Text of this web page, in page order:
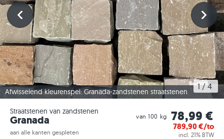
Afwisselend kleurenspel: Granada-zandstenen straatstenen
1 / 4
Straatstenen van zandstenen
Granada
aan alle kanten gespleten
van 100 kg 78,99 €
789,90€/to
incl. 21% BTW